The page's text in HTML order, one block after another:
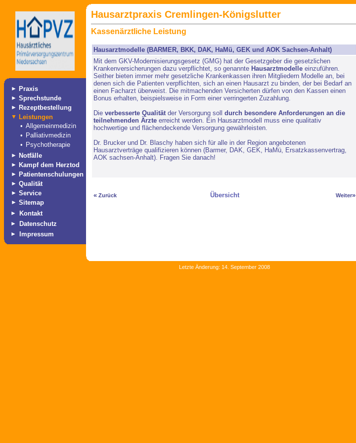
► Praxis
► Sprechstunde
► Rezeptbestellung
▼ Leistungen
• Allgemeinmedizin
• Palliativmedizin
• Psychotherapie
► Notfälle
► Kampf dem Herztod
► Patientenschulungen
► Qualität
► Service
► Sitemap
► Kontakt
► Datenschutz
► Impressum
Hausarztpraxis Cremlingen-Königslutter
Kassenärztliche Leistung
Hausarztmodelle (BARMER, BKK, DAK, HaMü, GEK und AOK Sachsen-Anhalt)
Mit dem GKV-Modernisierungsgesetz (GMG) hat der Gesetzgeber die gesetzlichen
Krankenversicherungen dazu verpflichtet, so genannte Hausarztmodelle einzuführen.
Seither bieten immer mehr gesetzliche Krankenkassen ihren Mitgliedern Modelle an, bei
denen sich die Patienten verpflichten, sich an einen Hausarzt zu binden, der bei Bedarf an
einen Facharzt überweist. Die mitmachenden Versicherten dürfen von den Kassen einen
Bonus erhalten, beispielsweise in Form einer verringerten Zuzahlung.
Die verbesserte Qualität der Versorgung soll durch besondere Anforderungen an die
teilnehmenden Ärzte erreicht werden. Ein Hausarztmodell muss eine qualitativ
hochwertige und flächendeckende Versorgung gewährleisten.
Dr. Brucker und Dr. Blaschy haben sich für alle in der Region angebotenen
Hausarztverträge qualifizieren können (Barmer, DAK, GEK, HaMü, Ersatzkassenvertrag,
AOK sachsen-Anhalt). Fragen Sie danach!
« Zurück Übersicht Weiter»
Letzte Änderung: 14. September 2008